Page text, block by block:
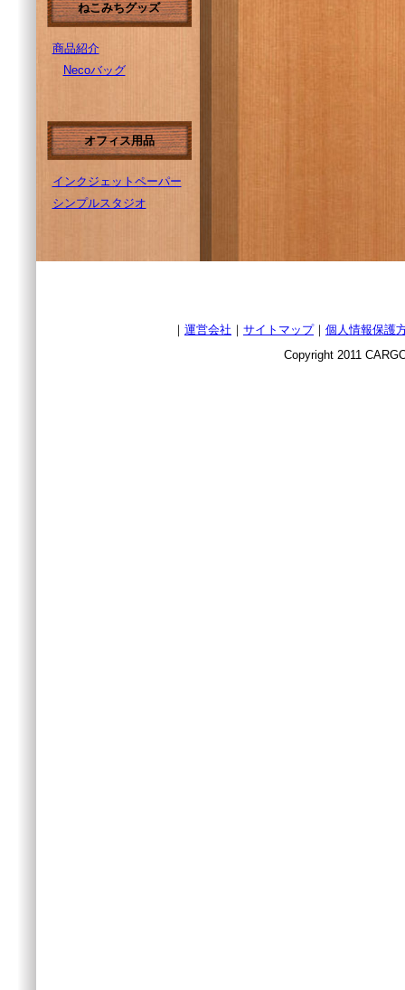
ねこみちグッズ
商品紹介
Necoバッグ
オフィス用品
インクジェットペーパー
シンプルスタジオ
｜ 運営会社 ｜ サイトマップ｜ 個人情報保護
Copyright 2011